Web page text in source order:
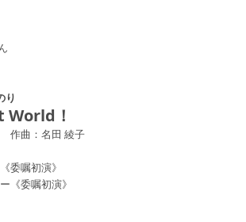
り
World！
作曲：名田 綾子
委嘱初演》
《委嘱初演》